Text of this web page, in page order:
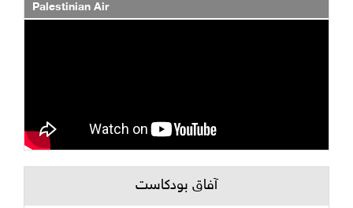
Palestinian Air
آفاق بودكاست